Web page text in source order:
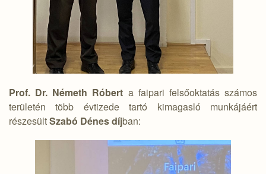
Prof. Dr. Németh Róbert a faipari felsőoktatás számos
területén több évtizede tartó kimagasló munkájáért
részesültSzabó Dénes díjban: